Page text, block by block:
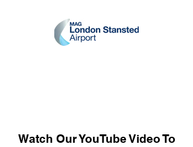
Watch Our YouTube Video To